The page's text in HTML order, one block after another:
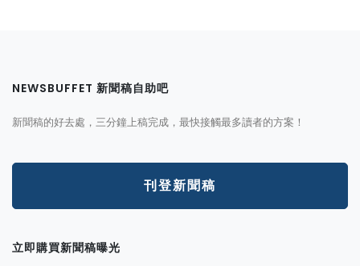
NEWSBUFFET 新聞稿自助吧
新聞稿的好去處，三分鐘上稿完成，最快接觸最多讀者的方案！
刊登新聞稿
立即購買新聞稿曝光